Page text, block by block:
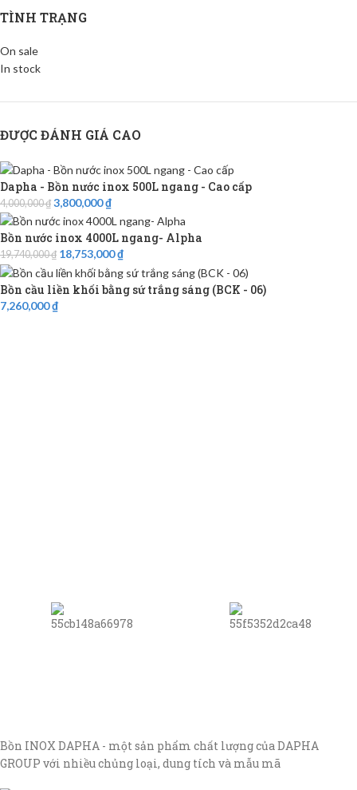
TÌNH TRẠNG
On sale
In stock
ĐƯỢC ĐÁNH GIÁ CAO
Dapha - Bồn nước inox 500L ngang - Cao cấp
4,000,000₫ 3,800,000₫
Bồn nước inox 4000L ngang- Alpha
19,740,000₫ 18,753,000₫
Bồn cầu liền khối bằng sứ trắng sáng (BCK - 06)
7,260,000₫
Bồn INOX DAPHA - một sản phẩm chất lượng của DAPHA
GROUP với nhiều chủng loại, dung tích và mẫu mã